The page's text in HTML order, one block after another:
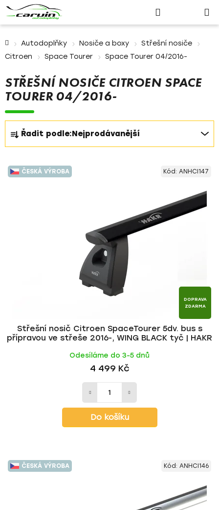
Přihlášení
košík
Autodoplňky Nosiče a boxy
Střešní nosiče
Citroen
Space Tourer Space Tourer 04/2016-
STŘEŠNÍ NOSIČE CITROEN SPACE
TOURER 04/2016-
Ř
a
z
e
n
Řadit podle:Nejprodávanější
V
ý
ČESKÁ VÝROBA
DOPRAVA
ZDARMA
Střešní nosič Citroen SpaceTourer 5dv. bus s
přípravou ve střeše 2016-, WING BLACK tyč | HAKR
Odesíláme do 3-5 dnů
4 499 Kč
Do košíku
Kód: ANHCI147
ČESKÁ VÝROBA Kód: ANHCI146